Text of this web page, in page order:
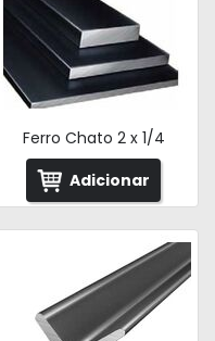
Ferro Chato 2 x 1/4
Adicionar